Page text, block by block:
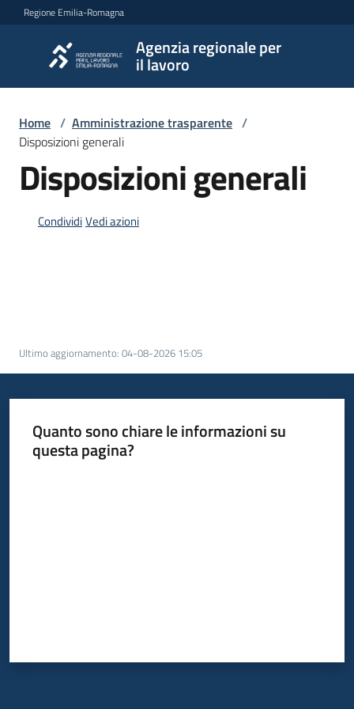
Vai al contenuto
Vai alla navigazione
Vai al footer
Regione Emilia-Romagna
Agenzia regionale per
il lavoro
Agenzia
regionale
per il
lavoro
L'Agenzia
I
l'impiego
Home / Amministrazione trasparente /
Disposizioni generali
Disposizioni generali
CondividiVedi azioni
Ultimo aggiornamento: 04-08-2026 15:05
Quanto sono chiare le informazioni su
questa pagina?